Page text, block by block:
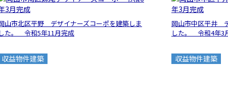
山市北区平野 デザイナーズコーポを建築しま
した。 令和5年11月完成
収益物件建築
岡山市中区平井
した。 令和4年3
収益物件建築